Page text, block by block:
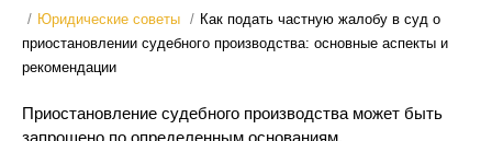
/ Юридические советы / Как подать частную жалобу в суд о
приостановлении судебного производства: основные аспекты и
рекомендации
Приостановление судебного производства может быть
запрошено по определенным основаниям,